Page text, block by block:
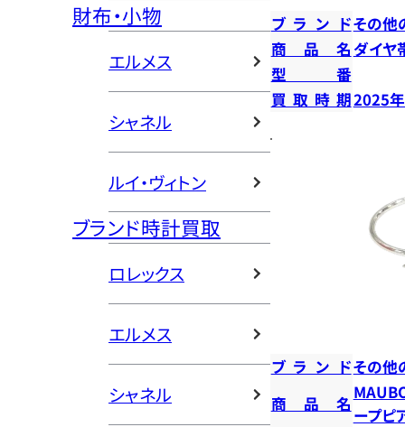
財布・小物
エルメス
シャネル
ルイ・ヴィトン
ブランド時計買取
ロレックス
エルメス
シャネル
ブランドその他
商品名ダイヤ
型番
買取時期2025
ブランドその他
商品名
ープピ